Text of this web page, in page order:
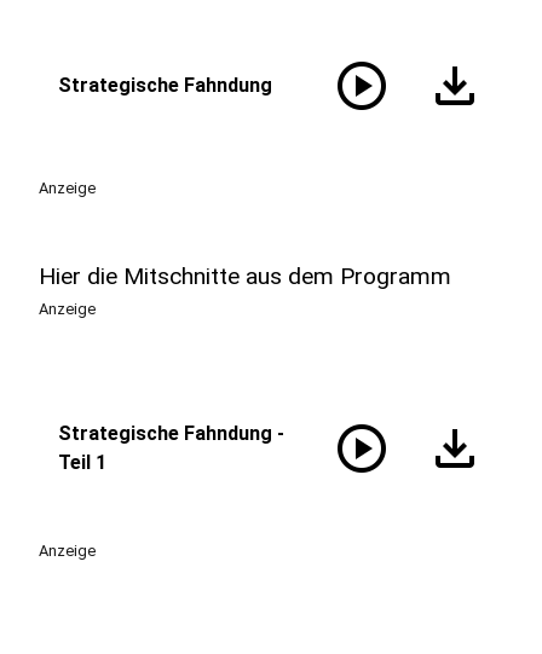
Strategische Fahndung play_circle download
Anzeige
Hier die Mitschnitte aus dem Programm
Anzeige
Strategische Fahndung -
Teil 1
play_circle download
Anzeige